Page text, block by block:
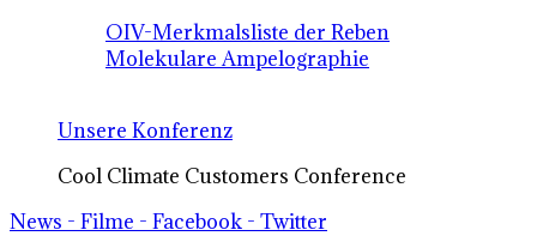
OIV-Merkmalsliste der Reben
Molekulare Ampelographie
Unsere Konferenz
Cool Climate Customers Conference
News - Filme - Facebook - Twitter